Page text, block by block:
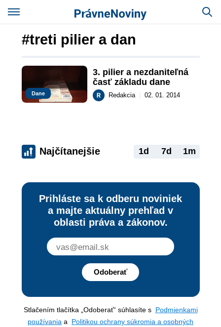
#treti pilier a dan
Dane
3. pilier a nezdaniteľná
časť základu dane
Redakcia 02. 01. 2014
Najčítanejšie 1d 7d 1m
Prihláste sa k odberu noviniek
a majte aktuálny prehľad v
oblasti práva a zákonov.
Odoberať
Stlačením tlačítka „Odoberať“ súhlasíte s Podmienkami
používania a Politikou ochrany súkromia a osobných